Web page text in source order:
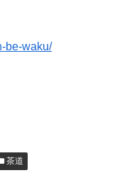
be-waku/
茶道